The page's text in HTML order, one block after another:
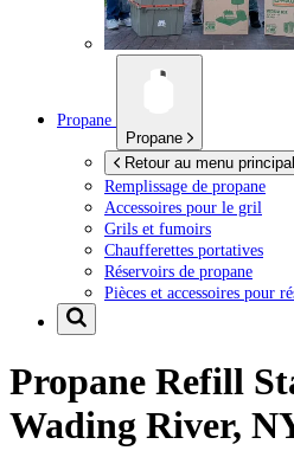
Propane
Propane
Retour au menu principal
Remplissage de propane
Accessoires pour le gril
Grils et fumoirs
Chaufferettes portatives
Réservoirs de propane
Pièces et accessoires pour
Propane Refill
Wading River,